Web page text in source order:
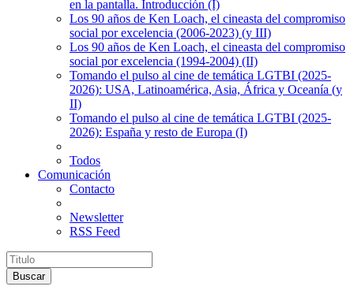
en la pantalla. Introducción (I)
Los 90 años de Ken Loach, el cineasta del compromiso
social por excelencia (2006-2023) (y III)
Los 90 años de Ken Loach, el cineasta del compromiso
social por excelencia (1994-2004) (II)
Tomando el pulso al cine de temática LGTBI (2025-
2026): USA, Latinoamérica, Asia, África y Oceanía (y
II)
Tomando el pulso al cine de temática LGTBI (2025-
2026): España y resto de Europa (I)
Todos
Comunicación
Contacto
Newsletter
RSS Feed
Buscar